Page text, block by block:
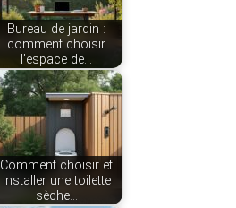
Bureau de jardin :
comment choisir
l’espace de…
Comment choisir et
installer une toilette
sèche…